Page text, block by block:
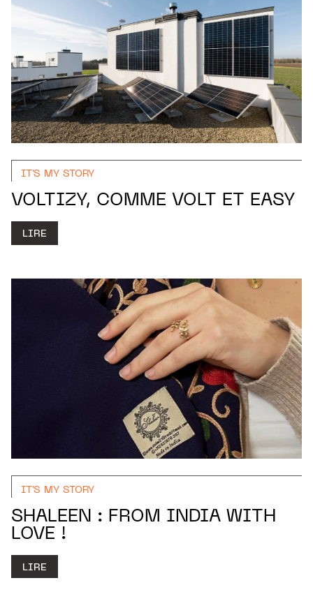
IT'S MY STORY
VOLTIZY, COMME VOLT ET EASY
LIRE
IT'S MY STORY
SHALEEN : FROM INDIA WITH
LOVE !
LIRE